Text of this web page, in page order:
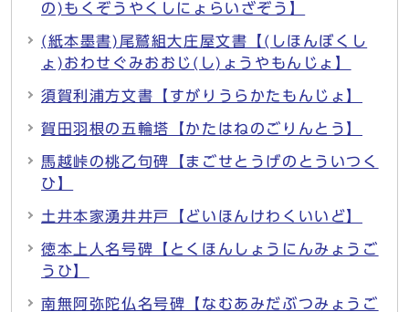
の)もくぞうやくしにょらいざぞう】
(紙本墨書)尾鷲組大庄屋文書【(しほんぼくし
ょ)おわせぐみおおじ(し)ょうやもんじょ】
須賀利浦方文書【すがりうらかたもんじょ】
賀田羽根の五輪塔【かたはねのごりんとう】
馬越峠の桃乙句碑【まごせとうげのとういつく
ひ】
土井本家湧井井戸【どいほんけわくいいど】
徳本上人名号碑【とくほんしょうにんみょうご
うひ】
南無阿弥陀仏名号碑【なむあみだぶつみょうご